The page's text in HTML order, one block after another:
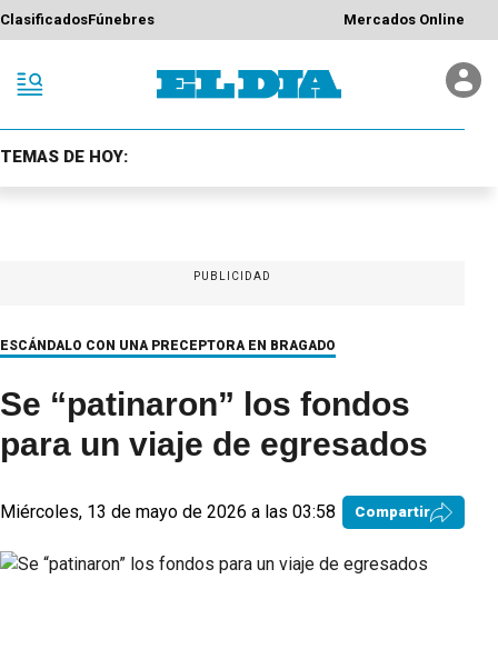
ClasificadosFúnebres Mercados Online
TEMAS DE HOY:
PUBLICIDAD
ESCÁNDALO CON UNA PRECEPTORA EN BRAGADO
Se “patinaron” los fondos
para un viaje de egresados
Miércoles, 13 de mayo de 2026 a las 03:58 Compartir